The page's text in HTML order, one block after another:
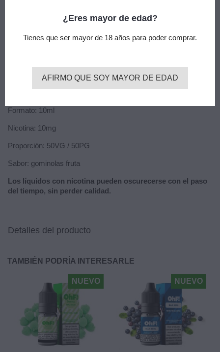
OhF! Salts Jelly Babies 10ml es una mezcla vibrante de
sabores frutales dulces que reproduce fielmente las célebres
aromas de confitería.
Formato: 10ml
Nicotina: 10mg
Proporción: 50VG / 50PG
Sabor: gominolas fruta
Los líquidos con nicotina pueden oscurecerse con el paso
del tiempo, sin perder calidad.
Detalles del producto
TAMBIÉN PODRÍA INTERESARLE
NUEVO NUEVO
¿Eres mayor de edad?
Tienes que ser mayor de 18 años para poder comprar.
AFIRMO QUE SOY MAYOR DE EDAD